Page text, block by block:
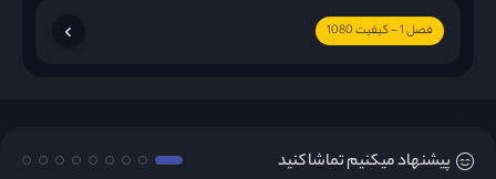
فصل 1 - کیفیت 1080
پیشنهاد میکنیم تماشا کنید